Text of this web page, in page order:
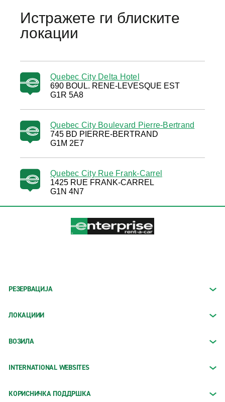
Истражете ги блиските
локации
Quebec City Delta Hotel
690 BOUL. RENE-LEVESQUE EST
G1R 5A8
Quebec City Boulevard Pierre-Bertrand
745 BD PIERRE-BERTRAND
G1M 2E7
Quebec City Rue Frank-Carrel
1425 RUE FRANK-CARREL
G1N 4N7
РЕЗЕРВАЦИЈА
ЛОКАЦИИИ
ВОЗИЛА
INTERNATIONAL WEBSITES
КОРИСНИЧКА ПОДДРШКА